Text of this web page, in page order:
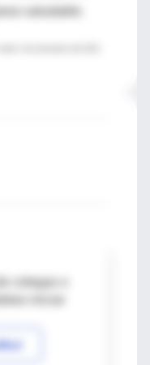
saludable.
colegas o